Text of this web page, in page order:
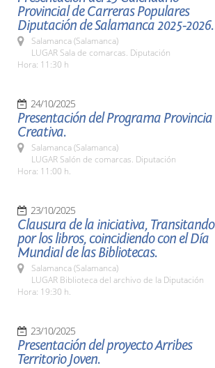
Provincial de Carreras Populares
Diputación de Salamanca 2025-2026.
Salamanca (Salamanca)
LUGAR Sala de comarcas. Diputación
Hora: 11:30 h
24/10/2025
Presentación del Programa Provincia
Creativa.
Salamanca (Salamanca)
LUGAR Salón de comarcas. Diputación
Hora: 11:00 h.
23/10/2025
Clausura de la iniciativa, Transitando
por los libros, coincidiendo con el Día
Mundial de las Bibliotecas.
Salamanca (Salamanca)
LUGAR Biblioteca del archivo de la Diputación
Hora: 19:30 h.
23/10/2025
Presentación del proyecto Arribes
Territorio Joven.